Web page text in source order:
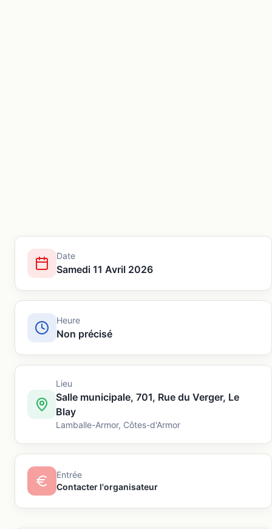
Date
Samedi 11 Avril 2026
Heure
Non précisé
Lieu
Salle municipale, 701, Rue du Verger, Le
Blay
Lamballe-Armor, Côtes-d'Armor
Entrée
Contacter l'organisateur